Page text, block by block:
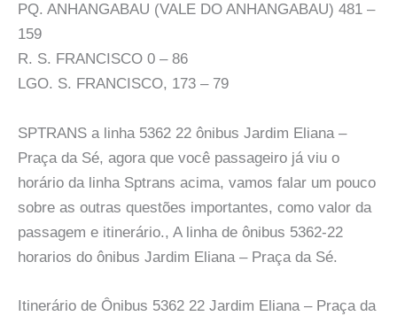
PQ. ANHANGABAU (VALE DO ANHANGABAU) 481 –
159
R. S. FRANCISCO 0 – 86
LGO. S. FRANCISCO, 173 – 79
SPTRANS a linha 5362 22 ônibus Jardim Eliana –
Praça da Sé, agora que você passageiro já viu o
horário da linha Sptrans acima, vamos falar um pouco
sobre as outras questões importantes, como valor da
passagem e itinerário., A linha de ônibus 5362-22
horarios do ônibus Jardim Eliana – Praça da Sé.
Itinerário de Ônibus 5362 22 Jardim Eliana – Praça da